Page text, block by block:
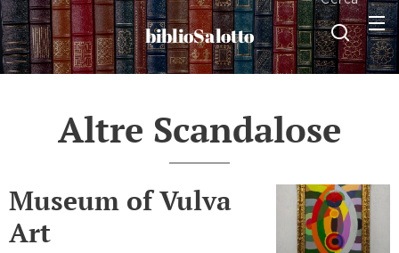
biblioSalotto
Altre Scandalose
Museum of Vulva
Art